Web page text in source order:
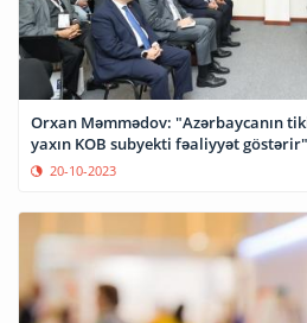
Orxan Məmmədov: "Azərbaycanın
yaxın KOB subyekti fəaliyyət göstərir"
20-10-2023